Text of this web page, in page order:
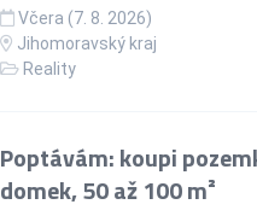
Včera (7. 8. 2026)
Jihomoravský kraj
Reality
Poptávám: koupi
domek, 50 až 100 m²